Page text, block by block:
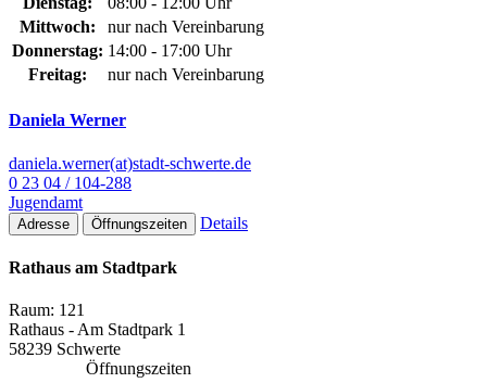
Mittwoch:
nur nach Vereinbarung
Donnerstag: 14:00 - 17:00 Uhr
Freitag:
nur nach Vereinbarung
Daniela Werner
daniela.werner(at)stadt-schwerte.de
0 23 04 / 104-288
Jugendamt
Adresse Öffnungszeiten Details
Rathaus am Stadtpark
Raum: 121
Rathaus - Am Stadtpark 1
58239 Schwerte
Öffnungszeiten